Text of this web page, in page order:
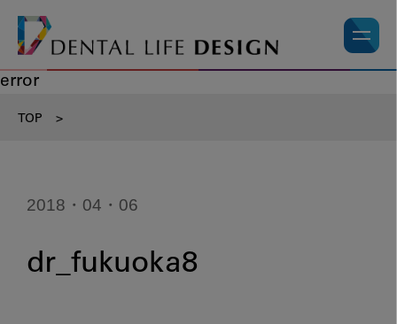
error
TOP >
2018・04・06
dr_fukuoka8